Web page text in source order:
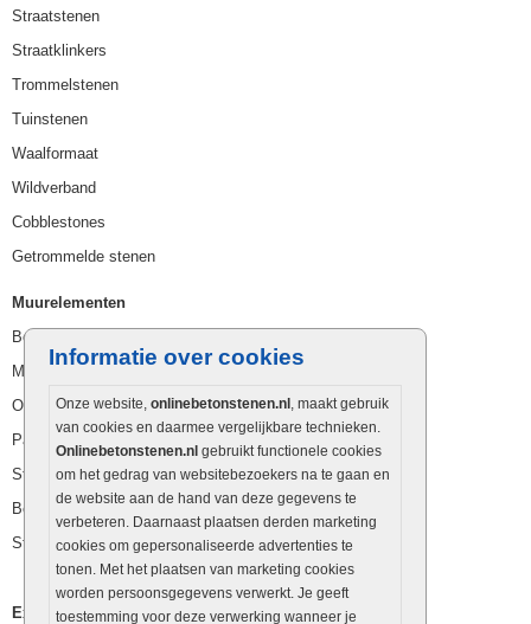
Informatie over cookies
Onze website, onlinebetonstenen.nl , maakt gebruik
van cookies en daarmee vergelijkbare technieken.
Onlinebetonstenen.nl gebruikt functionele cookies
om het gedrag van websitebezoekers na te gaan en
de website aan de hand van deze gegevens te
verbeteren. Daarnaast plaatsen derden marketing
cookies om gepersonaliseerde advertenties te
tonen. Met het plaatsen van marketing cookies
worden persoonsgegevens verwerkt. Je geeft
toestemming voor deze verwerking wanneer je
Straatstenen
Straatklinkers
Trommelstenen
Tuinstenen
Waalformaat
Wildverband
Cobblestones
Getrommelde stenen
Muurelementen
Betonbielzen
Muurstenen
Opsluitbanden
Palissaden
Stapelblokken
Betonblokken
Stapelstenen
Extra benodigdheden